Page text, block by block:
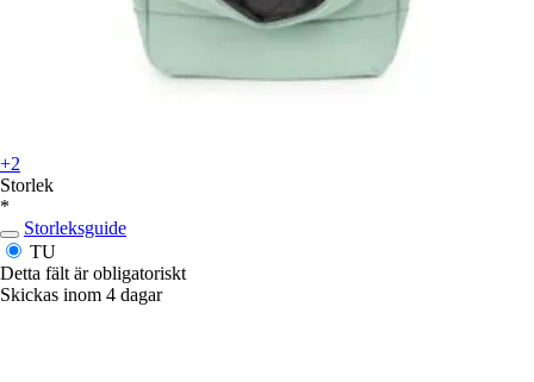
+2
Storlek
*
Storleksguide
TU
Detta fält är obligatoriskt
Skickas inom 4 dagar